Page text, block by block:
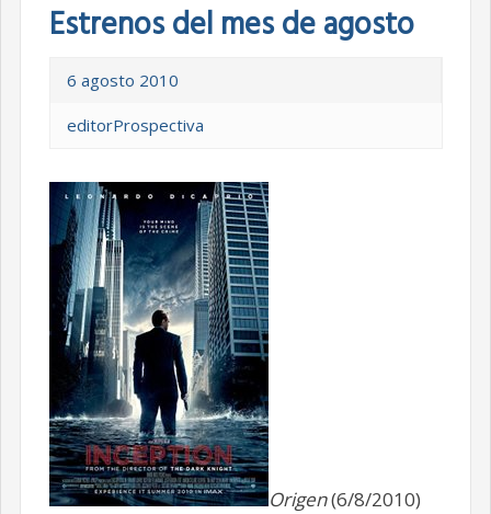
Estrenos del mes de agosto
6 agosto 2010
editorProspectiva
Origen(6/8/2010)